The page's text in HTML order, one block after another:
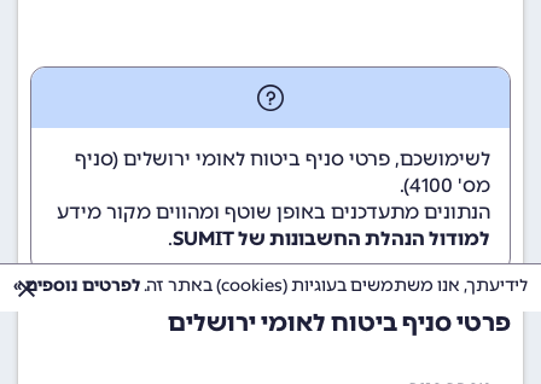
לשימושכם, פרטי סניף ביטוח לאומי ירושלים (סניף
מס' 4100).
הנתונים מתעדכנים באופן שוטף ומהווים מקור מידע
למודול הנהלת החשבונות של SUMIT
.
פרטי סניף ביטוח לאומי ירושלים
לידיעתך, אנו משתמשים בעוגיות (cookies) באתר זה. לפרטים נוספים »